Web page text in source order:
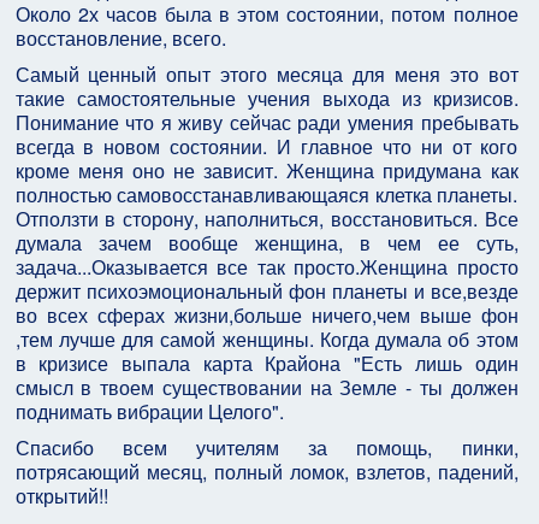
Около 2х часов была в этом состоянии, потом полное
восстановление, всего.
Самый ценный опыт этого месяца для меня это вот
такие самостоятельные учения выхода из кризисов.
Понимание что я живу сейчас ради умения пребывать
всегда в новом состоянии. И главное что ни от кого
кроме меня оно не зависит. Женщина придумана как
полностью самовосстанавливающаяся клетка планеты.
Отползти в сторону, наполниться, восстановиться. Все
думала зачем вообще женщина, в чем ее суть,
задача...Оказывается все так просто.Женщина просто
держит психоэмоциональный фон планеты и все,везде
во всех сферах жизни,больше ничего,чем выше фон
,тем лучше для самой женщины. Когда думала об этом
в кризисе выпала карта Крайона "Есть лишь один
смысл в твоем существовании на Земле - ты должен
поднимать вибрации Целого".
Спасибо всем учителям за помощь, пинки,
потрясающий месяц, полный ломок, взлетов, падений,
открытий!!